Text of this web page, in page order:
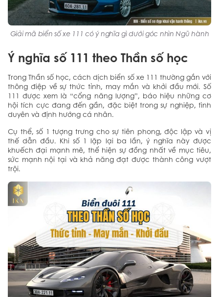
Giải mã biển số xe 111 có ý nghĩa gì dưới góc nhìn Ngũ hành
Ý nghĩa số 111 theo Thần số học
Trong Thần số học, cách dịch biển số xe 111 thường gắn với
thông điệp về sự thức tỉnh, may mắn và khởi đầu mới. Số
111 được xem là “cổng năng lượng”, báo hiệu những cơ
hội tích cực đang đến gần, đặc biệt trong sự nghiệp, tình
duyên và định hướng cá nhân.
Cụ thể, số 1 tượng trưng cho sự tiên phong, độc lập và vị
thế dẫn đầu. Khi số 1 lặp lại ba lần, ý nghĩa này được
khuếch đại mạnh mẽ, thể hiện sự đồng nhất về mục tiêu,
sức mạnh nội tại và khả năng đạt được thành công vượt
trội.